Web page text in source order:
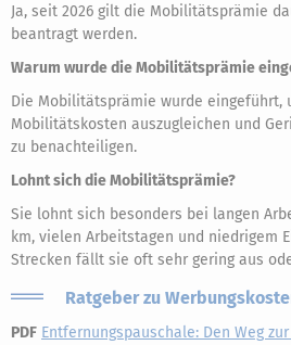
Ja, seit 2026 gilt die Mobilitätsprämie
beantragt werden.
Warum wurde die Mobilitätsprämie
Die Mobilitätsprämie wurde eingeführt,
Mobilitätskosten auszugleichen und
zu benachteiligen.
Lohnt sich die Mobilitätsprämie?
Sie lohnt sich besonders bei langen
km, vielen Arbeitstagen und niedrigem
Strecken fällt sie oft sehr gering aus
Ratgeber zu
PDF Entfernungspauschale: Den Weg